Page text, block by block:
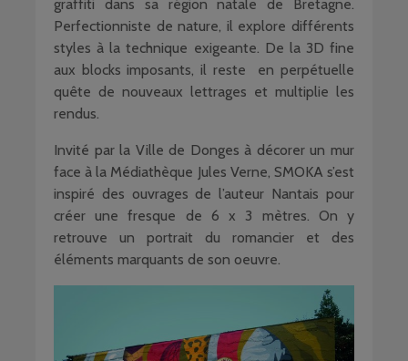
graffiti dans sa région natale de Bretagne.
Perfectionniste de nature, il explore différents
styles à la technique exigeante. De la 3D fine
aux blocks imposants, il reste en perpétuelle
quête de nouveaux lettrages et multiplie les
rendus.
Invité par la Ville de Donges à décorer un mur
face à la Médiathèque Jules Verne, SMOKA s’est
inspiré des ouvrages de l’auteur Nantais pour
créer une fresque de 6 x 3 mètres. On y
retrouve un portrait du romancier et des
éléments marquants de son oeuvre.